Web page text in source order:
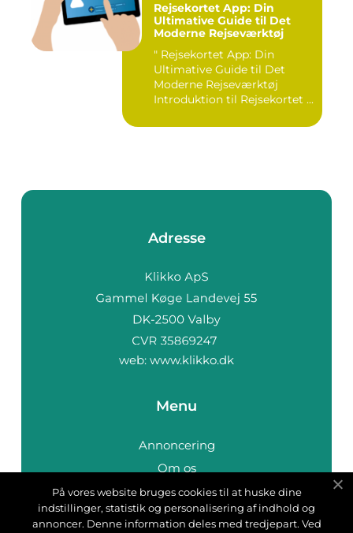
Rejsekortet App: Din
Ultimative Guide til Det
Moderne Rejseværktøj
" Rejsekortet App: Din
Ultimative Guide til Det
Moderne Rejseværktøj
Introduktion til Rejsekortet ...
Adresse
web: www.klikko.dk
Menu
Annoncering
Om os
Cookies
Kontakt os
På vores website bruges cookies til at huske dine
indstillinger, statistik og personalisering af indhold og
annoncer. Denne information deles med tredjepart. Ved